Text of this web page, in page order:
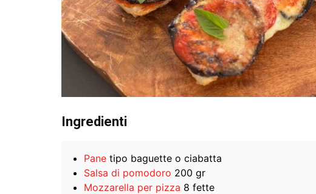
Ingredienti
Pane tipo baguette o ciabatta
Salsa di pomodoro 200 gr
Mozzarella per pizza 8 fette